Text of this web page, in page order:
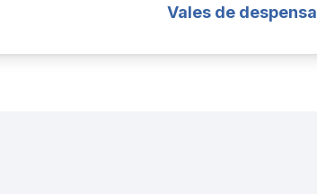
Vales de despensa